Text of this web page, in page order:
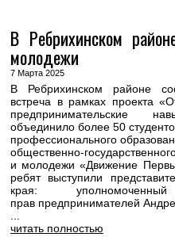
В Ребрихинском
молодежи
7 Марта 2025
В Ребрихинском районе
встреча в рамках проекта
предпринимательские
объединило более 50
профессионального
общественно-
и молодежи «Движение
ребят выступили
края:
прав предпринимателей
читать полностью